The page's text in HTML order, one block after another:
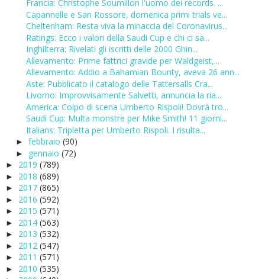
Francia: Christophe Soumillon l'uomo dei records. ...
Capannelle e San Rossore, domenica primi trials ve...
Cheltenham: Resta viva la minaccia del Coronavirus...
Ratings: Ecco i valori della Saudi Cup e chi ci sa...
Inghilterra: Rivelati gli iscritti delle 2000 Ghin...
Allevamento: Prime fattrici gravide per Waldgeist,...
Allevamento: Addio a Bahamian Bounty, aveva 26 ann...
Aste: Pubblicato il catalogo delle Tattersalls Cra...
Livorno: Improvvisamente Salvetti, annuncia la ria...
America: Colpo di scena Umberto Rispoli! Dovrà tro...
Saudi Cup: Multa monstre per Mike Smith! 11 giorni...
Italians: Tripletta per Umberto Rispoli. I risulta...
► febbraio (90)
► gennaio (72)
► 2019 (789)
► 2018 (689)
► 2017 (865)
► 2016 (592)
► 2015 (571)
► 2014 (563)
► 2013 (532)
► 2012 (547)
► 2011 (571)
► 2010 (535)